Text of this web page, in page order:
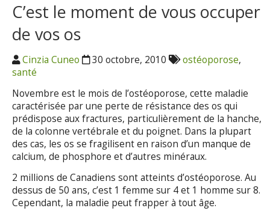
C’est le moment de vous occuper
de vos os
Cinzia Cuneo 30 octobre, 2010 ostéoporose,
santé
Novembre est le mois de l’ostéoporose, cette maladie
caractérisée par une perte de résistance des os qui
prédispose aux fractures, particulièrement de la hanche,
de la colonne vertébrale et du poignet. Dans la plupart
des cas, les os se fragilisent en raison d’un manque de
calcium, de phosphore et d’autres minéraux.
2 millions de Canadiens sont atteints d’ostéoporose. Au
dessus de 50 ans, c’est 1 femme sur 4 et 1 homme sur 8.
Cependant, la maladie peut frapper à tout âge.